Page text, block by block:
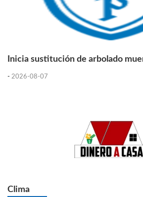
Inicia sustitución de arbolado
- 2026-08-07
Clima